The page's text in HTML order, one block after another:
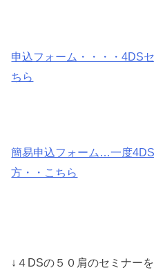
申込フォーム・・・・4DS
ちら
簡易申込フォーム…一度
方・・こちら
↓４DSの５０肩のセミナー